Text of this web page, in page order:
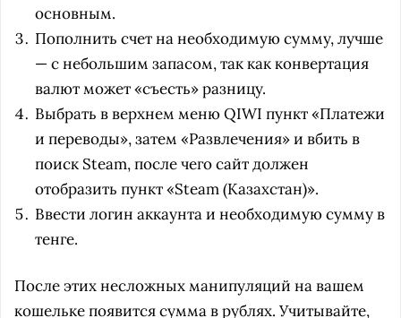
основным.
Пополнить счет на необходимую сумму, лучше
— с небольшим запасом, так как конвертация
валют может «съесть» разницу.
Выбрать в верхнем меню QIWI пункт «Платежи
и переводы», затем «Развлечения» и вбить в
поиск Steam, после чего сайт должен
отобразить пункт «Steam (Казахстан)».
Ввести логин аккаунта и необходимую сумму в
тенге.
После этих несложных манипуляций на вашем
кошельке появится сумма в рублях. Учитывайте,